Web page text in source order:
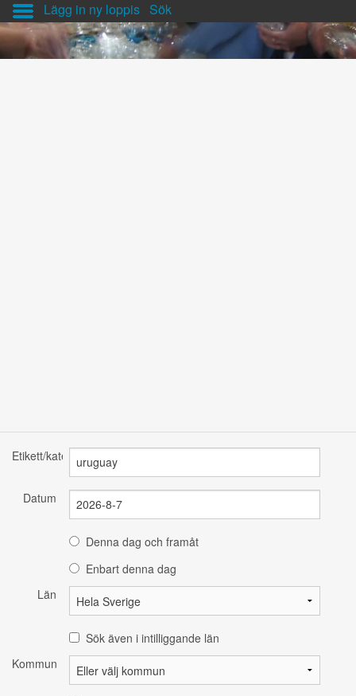
Lägg in ny loppis Sök
Etikett/kategori
Datum
Denna dag och framåt
Enbart denna dag
Län
Sök även i intilliggande län
Kommun